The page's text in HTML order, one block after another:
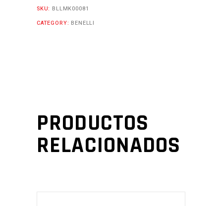
SKU: BLLMK00081
CATEGORY: BENELLI
PRODUCTOS
RELACIONADOS